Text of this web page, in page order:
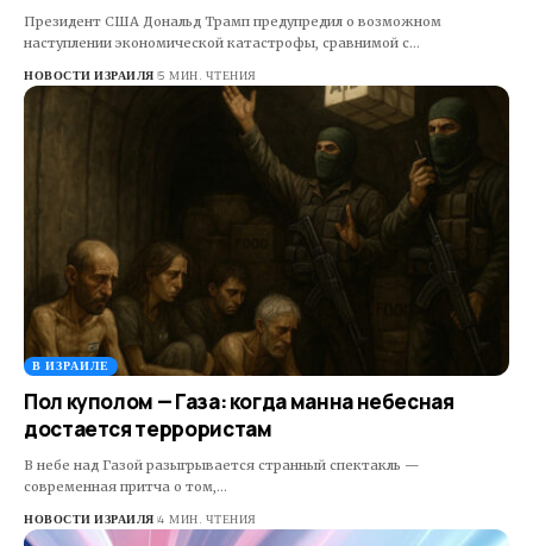
Президент США Дональд Трамп предупредил о возможном
наступлении экономической катастрофы, сравнимой с…
НОВОСТИ ИЗРАИЛЯ 5 МИН. ЧТЕНИЯ
В ИЗРАИЛЕ
Пол куполом — Газа: когда манна небесная
достается террористам
В небе над Газой разыгрывается странный спектакль —
современная притча о том,…
НОВОСТИ ИЗРАИЛЯ 4 МИН. ЧТЕНИЯ